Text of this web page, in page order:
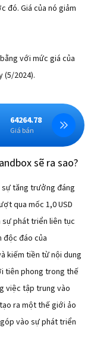
đó. Giá của nó giảm
với mức giá của
(5/2024).
64264.78
Giá bán
sẽ ra sao?
sự tăng trưởng đáng
qua mốc 1,0 USD
phát triển liên tục
độc đáo của
kiếm tiền từ nội dung
tiên phong trong thế
việc tập trung vào
ra một thế giới ảo
vào sự phát triển